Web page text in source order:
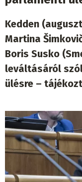
Kedden
Martina
Boris Susko
leváltásáról
ülésre –